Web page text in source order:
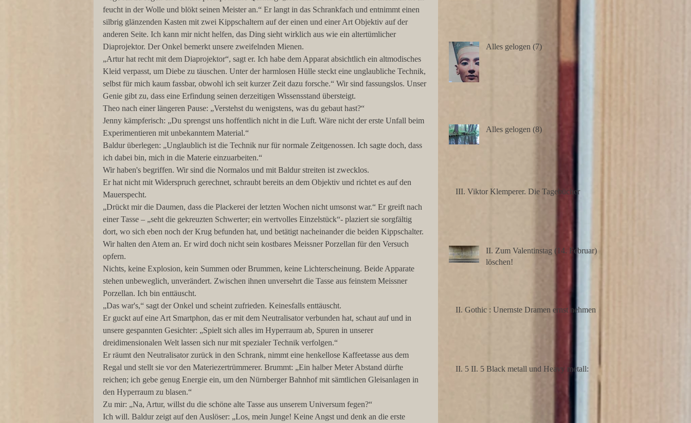
feucht in der Wolle und blökt seinen Meister an.“ Er langt in das Schrankfach und entnimmt einen
silbrig glänzenden Kasten mit zwei Kippschaltern auf der einen und einer Art Objektiv auf der
anderen Seite. Ich kann mir nicht helfen, das Ding sieht wirklich aus wie ein altertümlicher
Diaprojektor. Der Onkel bemerkt unsere zweifelnden Mienen.
„Artur hat recht mit dem Diaprojektor“, sagt er. Ich habe dem Apparat absichtlich ein altmodisches
Kleid verpasst, um Diebe zu täuschen. Unter der harmlosen Hülle steckt eine unglaubliche Technik,
selbst für mich kaum fassbar, obwohl ich seit kurzer Zeit dazu forsche.“ Wir sind fassungslos. Unser
Genie gibt zu, dass eine Erfindung seinen derzeitigen Wissensstand übersteigt.
Theo nach einer längeren Pause: „Verstehst du wenigstens, was du gebaut hast?“
Jenny kämpferisch: „Du sprengst uns hoffentlich nicht in die Luft. Wäre nicht der erste Unfall beim
Experimentieren mit unbekanntem Material.“
Baldur überlegen: „Unglaublich ist die Technik nur für normale Zeitgenossen. Ich sagte doch, dass
ich dabei bin, mich in die Materie einzuarbeiten.“
Wir haben's begriffen. Wir sind die Normalos und mit Baldur streiten ist zwecklos.
Er hat nicht mit Widerspruch gerechnet, schraubt bereits an dem Objektiv und richtet es auf den
Mauerspecht.
„Drückt mir die Daumen, dass die Plackerei der letzten Wochen nicht umsonst war.“ Er greift nach
einer Tasse – „seht die gekreuzten Schwerter; ein wertvolles Einzelstück“- plaziert sie sorgfältig
dort, wo sich eben noch der Krug befunden hat, und betätigt nacheinander die beiden Kippschalter.
Wir halten den Atem an. Er wird doch nicht sein kostbares Meissner Porzellan für den Versuch
opfern.
Nichts, keine Explosion, kein Summen oder Brummen, keine Lichterscheinung. Beide Apparate
stehen unbeweglich, unverändert. Zwischen ihnen unversehrt die Tasse aus feinstem Meissner
Porzellan. Ich bin enttäuscht.
„Das war's,“ sagt der Onkel und scheint zufrieden. Keinesfalls enttäuscht.
Er guckt auf eine Art Smartphon, das er mit dem Neutralisator verbunden hat, schaut auf und in
unsere gespannten Gesichter: „Spielt sich alles im Hyperraum ab, Spuren in unserer
dreidimensionalen Welt lassen sich nur mit spezialer Technik verfolgen.“
Er räumt den Neutralisator zurück in den Schrank, nimmt eine henkellose Kaffeetasse aus dem
Regal und stellt sie vor den Materiezertrümmerer. Brummt: „Ein halber Meter Abstand dürfte
reichen; ich gebe genug Energie ein, um den Nürnberger Bahnhof mit sämtlichen Gleisanlagen in
den Hyperraum zu blasen.“
Zu mir: „Na, Artur, willst du die schöne alte Tasse aus unserem Universum fegen?“
Ich will. Baldur zeigt auf den Auslöser: „Los, mein Junge! Keine Angst und denk an die erste
Alles gelogen (7)
Alles gelogen (8)
III. Viktor Klemperer. Die Tagebücher
II. Zum Valentinstag (14. Februar)
löschen!
II. Gothic : Unernste Dramen ernst nehmen
II. 5 II. 5 Black metall und Heavy metall: